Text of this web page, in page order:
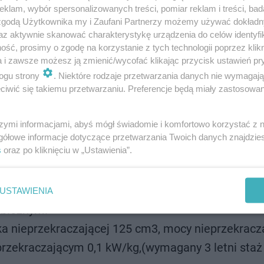
jazdy. Rewolucja w przepisach
prawa jazdy kategorii B uprawnieni są do
masie całkowitej (dmc) nieprzekraczającej 3,5
3,5 tony wraz z przyczepą lekką (do
3,5 tony wraz z przyczepą inną niż
zespołu pojazdów nie przekracza 4250 kg a
wpisem do prawa jazdy;
nieprzekraczającej 125 cm3, mocy
0,1 kW/kg,(wymagany 3 letni staż
wybór spersonalizowanych treści, pomiar reklam i treści,
Użytkownika my i Zaufani Partnerzy możemy używać
aktywnie skanować charakterystykę urządzenia do celów
prosimy o zgodę na korzystanie z tych technologii poprzez
i zawsze możesz ją zmienić/wycofać klikając przycisk ustawień
strony
. Niektóre rodzaje przetwarzania danych nie
się takiemu przetwarzaniu. Preferencje będą miały
informacjami, abyś mógł świadomie i komfortowo korzystać z
informacje dotyczące przetwarzania Twoich danych
oraz po kliknięciu w „Ustawienia”.
USTAWIENIA